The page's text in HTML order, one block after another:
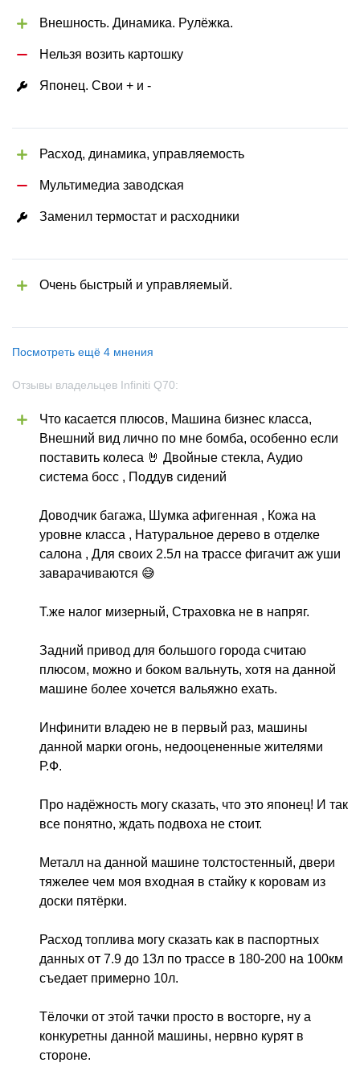
Внешность. Динамика. Рулёжка.
Нельзя возить картошку
Японец. Свои + и -
Расход, динамика, управляемость
Мультимедиа заводская
Заменил термостат и расходники
Очень быстрый и управляемый.
Посмотреть ещё 4 мнения
Отзывы владельцев Infiniti Q70:
Что касается плюсов, Машина бизнес класса,
Внешний вид лично по мне бомба, особенно если
поставить колеса 🤘 Двойные стекла, Аудио
система босс , Поддув сидений
Доводчик багажа, Шумка афигенная , Кожа на
уровне класса , Натуральное дерево в отделке
салона , Для своих 2.5л на трассе фигачит аж уши
заварачиваются 😅
Т.же налог мизерный, Страховка не в напряг.
Задний привод для большого города считаю
плюсом, можно и боком вальнуть, хотя на данной
машине более хочется вальяжно ехать.
Инфинити владею не в первый раз, машины
данной марки огонь, недооцененные жителями
Р.Ф.
Про надёжность могу сказать, что это японец! И так
все понятно, ждать подвоха не стоит.
Металл на данной машине толстостенный, двери
тяжелее чем моя входная в стайку к коровам из
доски пятёрки.
Расход топлива могу сказать как в паспортных
данных от 7.9 до 13л по трассе в 180-200 на 100км
съедает примерно 10л.
Тёлочки от этой тачки просто в восторге, ну а
конкуретны данной машины, нервно курят в
стороне.